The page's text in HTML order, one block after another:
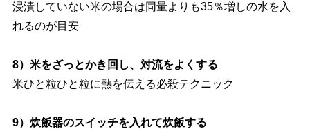
浸漬していない米の場合は同量よりも35％増しの水を入
れるのが目安
8）米をざっとかき回し、対流をよくする
米ひと粒ひと粒に熱を伝える必殺テクニック
9）炊飯器のスイッチを入れて炊飯する